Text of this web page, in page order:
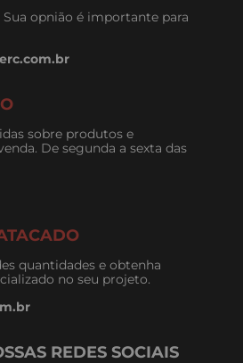
opnião é importante para
sobre produtos e
De segunda a sexta das
quantidades e obtenha
no seu projeto.
REDES SOCIAIS